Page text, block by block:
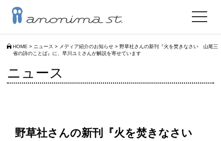
HOME > ニュース > メディア紹介のお知らせ > 野草社さんの新刊『火を焚きなさい 山尾三
省の詩のことば』に、早川ユミさんが解説を寄せています
toggle
ニュース
野草社さんの新刊『火を焚きなさい